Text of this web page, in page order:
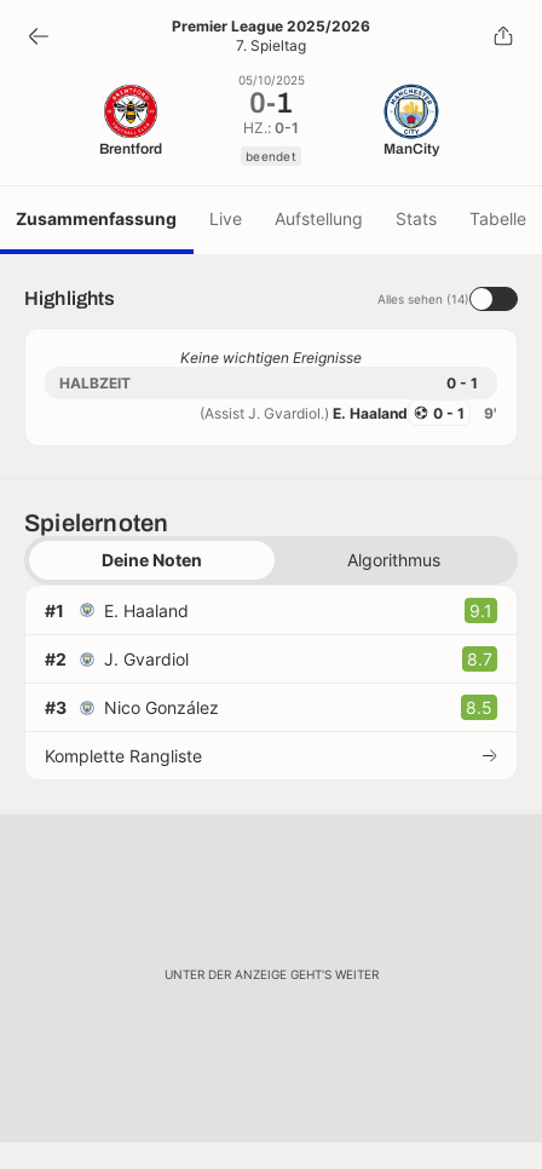
0-1
beendet
Premier League 2025/2026
7. Spieltag
Brentford
05/10/2025
0-1
HZ.: 0-1
beendet ManCity
Zusammenfassung Live Aufstellung Stats Tabelle
Highlights Alles sehen (14)
Keine wichtigen Ereignisse
HALBZEIT
0 - 1
9'
0 - 1
(Assist J. Gvardiol.) E. Haaland
Spielernoten
Deine Noten Algorithmus
#1 E. Haaland 9.1
#2 J. Gvardiol 8.7
#3 Nico González 8.5
Komplette Rangliste
UNTER DER ANZEIGE GEHT'S WEITER